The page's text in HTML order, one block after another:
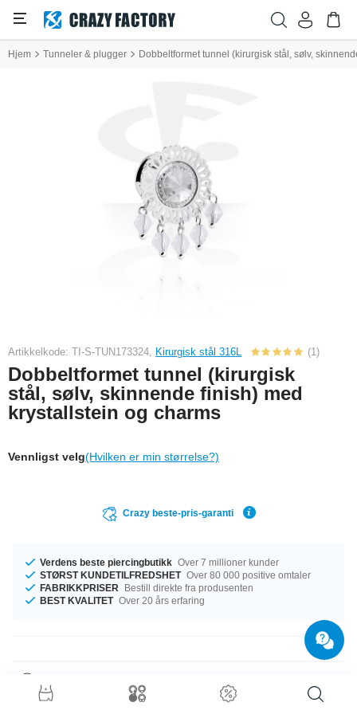
Hjem Tunneler & plugger Dobbeltformet tunnel (kirurgisk stål, sølv,
Artikkelkode: TI-S-TUN173324, Kirurgisk stål 316L (1)
Dobbeltformet tunnel (kirurgisk
stål, sølv, skinnende finish) med
krystallstein og charms
Vennligst velg(Hvilken er min størrelse?)
Crazy beste-pris-garanti
Verdens beste piercingbutikk Over 7 millioner kunder
STØRST KUNDETILFREDSHET Over 80 000 positive omtaler
FABRIKKPRISER
Bestill direkte fra produsenten
BEST KVALITET Over 20 års erfaring
Den perfekte følgesvenn i enhver anledning … tilgjengelig med diameter